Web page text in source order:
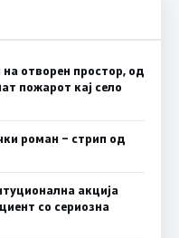
отворен простор, од
пожарот кај село
роман – стрип од
акција
со сериозна